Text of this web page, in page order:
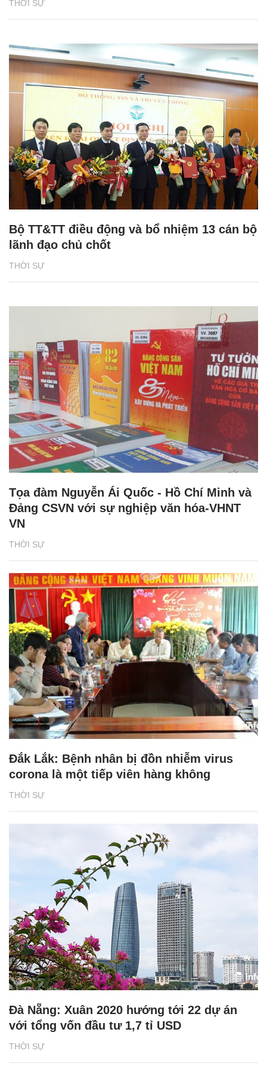
THỜI SỰ
THỜI SỰ
Bộ TT&TT điều động và bổ nhiệm 13 cán bộ
lãnh đạo chủ chốt
THỜI SỰ
Tọa đàm Nguyễn Ái Quốc - Hồ Chí Minh và
Đảng CSVN với sự nghiệp văn hóa-VHNT
VN
THỜI SỰ
Đắk Lắk: Bệnh nhân bị đồn nhiễm virus
corona là một tiếp viên hàng không
THỜI SỰ
Đà Nẵng: Xuân 2020 hướng tới 22 dự án
với tổng vốn đầu tư 1,7 tỉ USD